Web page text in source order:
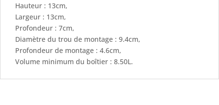
Hauteur : 13cm,
Largeur : 13cm,
Profondeur : 7cm,
Diamètre du trou de montage : 9.4cm,
Profondeur de montage : 4.6cm,
Volume minimum du boîtier : 8.50L.